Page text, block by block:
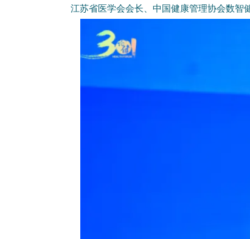
江苏省医学会会长、中国健康管理协会数智